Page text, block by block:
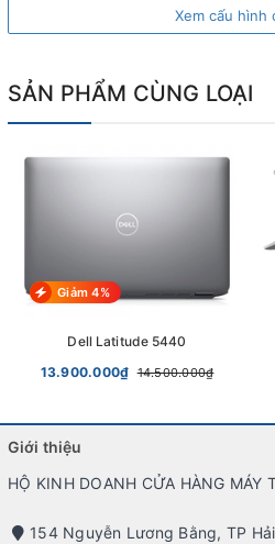
Màn hình
Trang bị màn hìnhkích thước 14
phản cao. Kết hợp cùng viền màn
Xem cấu hình
SẢN PHẨM CÙNG LOẠI
Giảm 4%
Dell Latitude 5440
13.900.000₫ 14.500.000₫
Giới thiệu
HỘ KINH DOANH CỬA HÀNG MÁY
154 Nguyễn Lương Bằng, TP